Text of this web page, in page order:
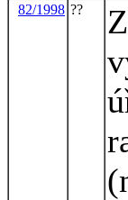
82/1998 ??